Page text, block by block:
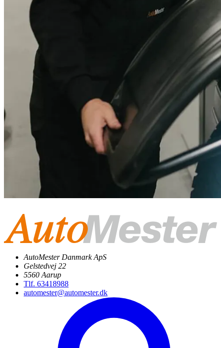
AutoMester Danmark ApS
Gelstedvej 22
5560 Aarup
Tlf. 63418988
automester@automester.dk